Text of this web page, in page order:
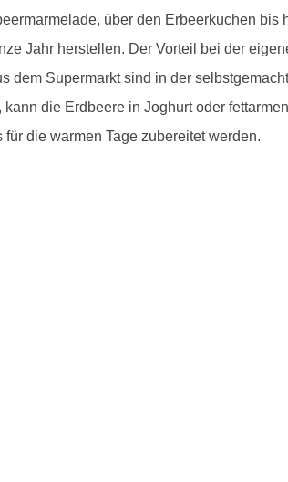
über den Erbeerkuchen
Jahr herstellen. Der Vorteil bei der
dem Supermarkt sind in der
die Erdbeere in Joghurt oder
die warmen Tage zubereitet werden.